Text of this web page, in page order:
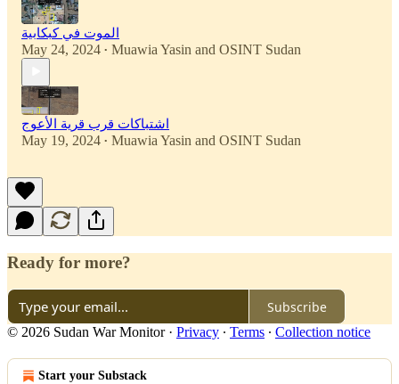
الموت في كبكابية
May 24, 2024 • Muawia Yasin and OSINT Sudan
اشتباكات قرب قرية الأعوج
May 19, 2024 • Muawia Yasin and OSINT Sudan
Ready for more?
Subscribe
© 2026 Sudan War Monitor· Privacy ∙ Terms ∙ Collection notice
Start your Substack